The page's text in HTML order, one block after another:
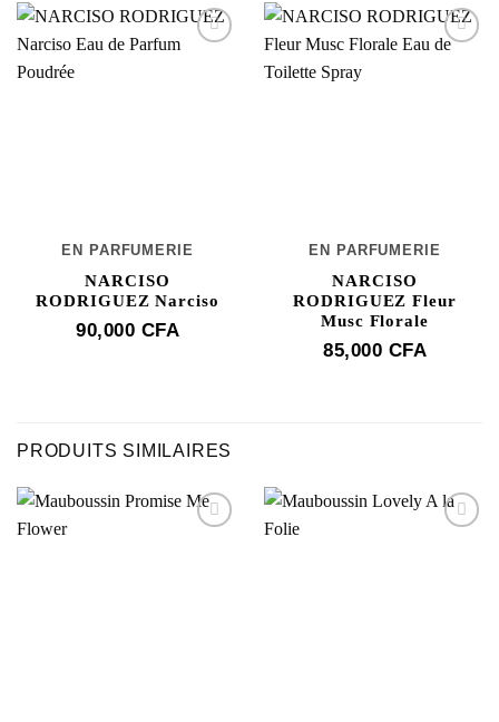
EN PARFUMERIE
NARCISO
RODRIGUEZ Narciso
90,000 CFA
EN PARFUMERIE
NARCISO
RODRIGUEZ Fleur
Musc Florale
85,000 CFA
PRODUITS SIMILAIRES